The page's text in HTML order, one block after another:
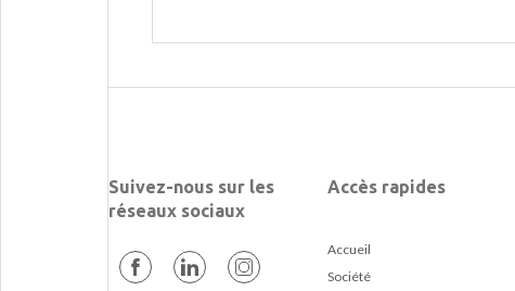
Suivez-nous sur les
réseaux sociaux
Accès rapides
Accueil
Société